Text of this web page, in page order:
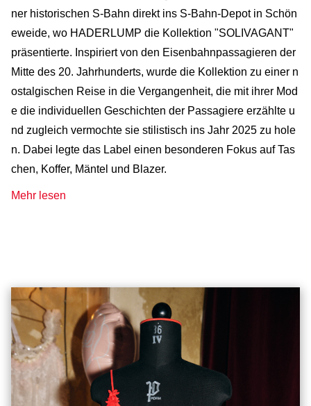
ner historischen S-Bahn direkt ins S-Bahn-Depot in Schön
eweide, wo HADERLUMP die Kollektion "SOLIVAGANT"
präsentierte. Inspiriert von den Eisenbahnpassagieren der
Mitte des 20. Jahrhunderts, wurde die Kollektion zu einer n
ostalgischen Reise in die Vergangenheit, die mit ihrer Mod
e die individuellen Geschichten der Passagiere erzählte u
nd zugleich vermochte sie stilistisch ins Jahr 2025 zu hole
n. Dabei legte das Label einen besonderen Fokus auf Tas
chen, Koffer, Mäntel und Blazer.
Mehr lesen